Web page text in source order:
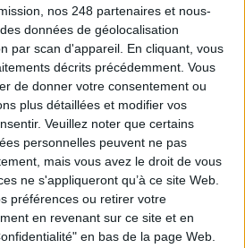
nos 248 partenaires et nous-
données de géolocalisation
par scan d'appareil. En cliquant, vous
décrits précédemment. Vous
de donner votre consentement ou
plus détaillées et modifier vos
Veuillez noter que certains
personnelles peuvent ne pas
mais vous avez le droit de vous
ne s'appliqueront qu’à ce site Web.
préférences ou retirer votre
en revenant sur ce site et en
en bas de la page Web.
applications du moteur de recherche,
fournir des informations aux politiques,
exemples d’applications.
1 2 3